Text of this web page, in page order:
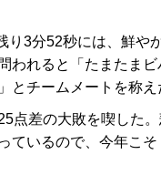
3分52秒には、鮮や
われると「たまたま
とチームメートを称え
点差の大敗を喫した
ているので、今年こ